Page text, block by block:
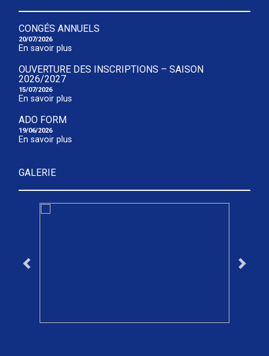
CONGÉS ANNUELS
20/07/2026
En savoir plus
OUVERTURE DES INSCRIPTIONS – SAISON
2026/2027
15/07/2026
En savoir plus
ADO FORM
19/06/2026
En savoir plus
GALERIE